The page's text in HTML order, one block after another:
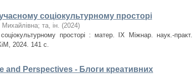
соціокультурному просторі
Михайлівна; та, ін. (2024)
просторі : матер. ІХ Міжнар. наук.-практ.
2024. 141 с.
and Perspectives - Блоги креативних